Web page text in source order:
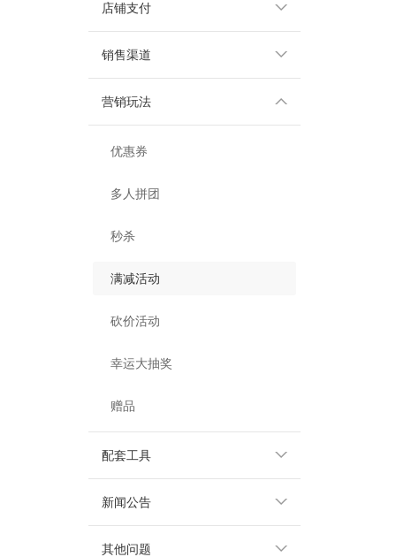
店铺支付
销售渠道
营销玩法
优惠券
多人拼团
秒杀
满减活动
砍价活动
幸运大抽奖
赠品
配套工具
新闻公告
其他问题